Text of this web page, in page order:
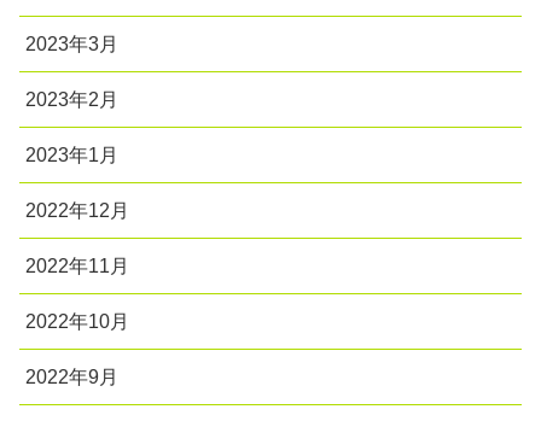
2023年3月
2023年2月
2023年1月
2022年12月
2022年11月
2022年10月
2022年9月